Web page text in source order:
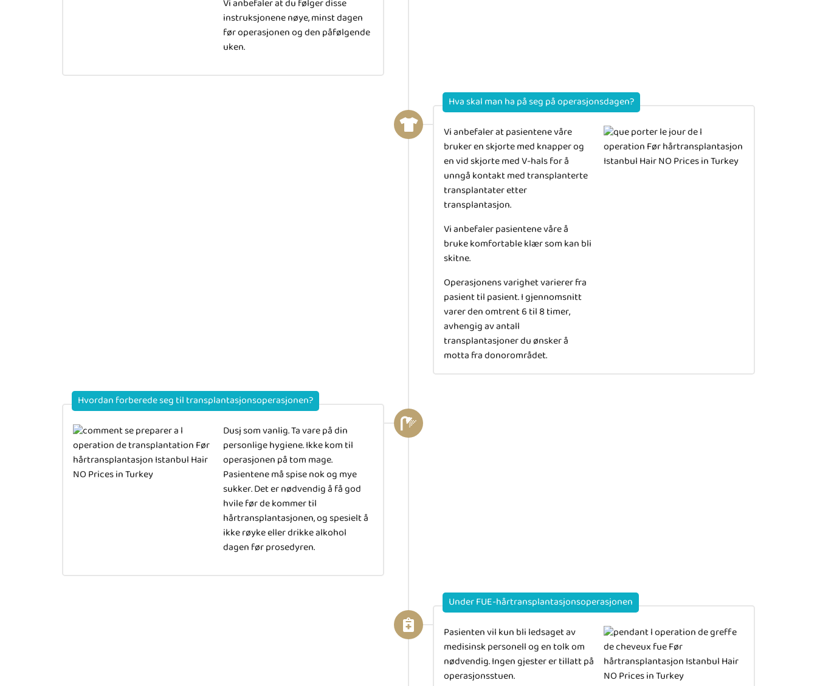
Vi anbefaler at du følger disse
instruksjonene nøye, minst dagen
før operasjonen og den påfølgende
uken.
Hva skal man ha på seg på operasjonsdagen?
Vi anbefaler at pasientene våre
bruker en skjorte med knapper og
en vid skjorte med V-hals for å
unngå kontakt med transplanterte
transplantater etter
transplantasjon.
Vi anbefaler pasientene våre å
bruke komfortable klær som kan bli
skitne.
Operasjonens varighet varierer fra
pasient til pasient. I gjennomsnitt
varer den omtrent 6 til 8 timer,
avhengig av antall
transplantasjoner du ønsker å
motta fra donorområdet.
Hvordan forberede seg til transplantasjonsoperasjonen?
Dusj som vanlig. Ta vare på din
personlige hygiene. Ikke kom til
operasjonen på tom mage.
Pasientene må spise nok og mye
sukker. Det er nødvendig å få god
hvile før de kommer til
hårtransplantasjonen, og spesielt å
ikke røyke eller drikke alkohol
dagen før prosedyren.
Under FUE-hårtransplantasjonsoperasjonen
Pasienten vil kun bli ledsaget av
medisinsk personell og en tolk om
nødvendig. Ingen gjester er tillatt på
operasjonsstuen.